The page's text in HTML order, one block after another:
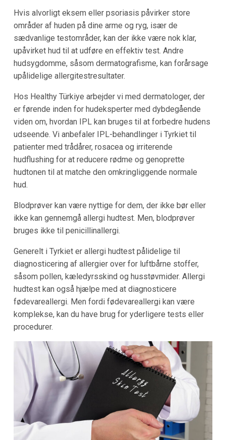
Hvis alvorligt eksem eller psoriasis påvirker store
områder af huden på dine arme og ryg, især de
sædvanlige testområder, kan der ikke være nok klar,
upåvirket hud til at udføre en effektiv test. Andre
hudsygdomme, såsom dermatografisme, kan forårsage
upålidelige allergitestresultater.
Hos Healthy Türkiye arbejder vi med dermatologer, der
er førende inden for hudeksperter med dybdegående
viden om, hvordan IPL kan bruges til at forbedre hudens
udseende. Vi anbefaler IPL-behandlinger i Tyrkiet til
patienter med trådårer, rosacea og irriterende
hudflushing for at reducere rødme og genoprette
hudtonen til at matche den omkringliggende normale
hud.
Blodprøver kan være nyttige for dem, der ikke bør eller
ikke kan gennemgå allergi hudtest. Men, blodprøver
bruges ikke til penicillinallergi.
Generelt i Tyrkiet er allergi hudtest pålidelige til
diagnosticering af allergier over for luftbårne stoffer,
såsom pollen, kæledyrsskind og husstøvmider. Allergi
hudtest kan også hjælpe med at diagnosticere
fødevareallergi. Men fordi fødevareallergi kan være
komplekse, kan du have brug for yderligere tests eller
procedurer.